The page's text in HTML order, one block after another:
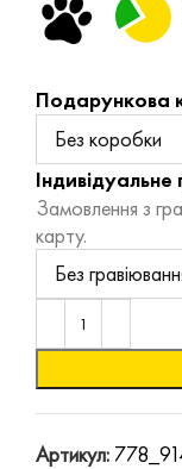
Подарункова
Індивідуальне
Замовлення з
карту.
Артикул: